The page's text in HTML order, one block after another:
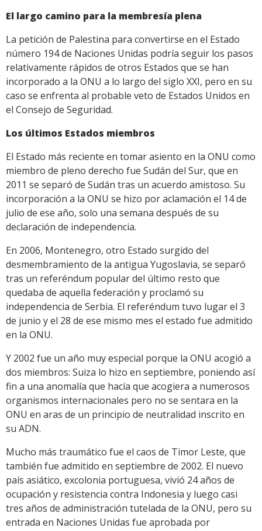
El largo camino para la membresía plena
La petición de Palestina para convertirse en el Estado
número 194 de Naciones Unidas podría seguir los pasos
relativamente rápidos de otros Estados que se han
incorporado a la ONU a lo largo del siglo XXI, pero en su
caso se enfrenta al probable veto de Estados Unidos en
el Consejo de Seguridad.
Los últimos Estados miembros
El Estado más reciente en tomar asiento en la ONU como
miembro de pleno derecho fue Sudán del Sur, que en
2011 se separó de Sudán tras un acuerdo amistoso. Su
incorporación a la ONU se hizo por aclamación el 14 de
julio de ese año, solo una semana después de su
declaración de independencia.
En 2006, Montenegro, otro Estado surgido del
desmembramiento de la antigua Yugoslavia, se separó
tras un referéndum popular del último resto que
quedaba de aquella federación y proclamó su
independencia de Serbia. El referéndum tuvo lugar el 3
de junio y el 28 de ese mismo mes el estado fue admitido
en la ONU.
Y 2002 fue un año muy especial porque la ONU acogió a
dos miembros: Suiza lo hizo en septiembre, poniendo así
fin a una anomalía que hacía que acogiera a numerosos
organismos internacionales pero no se sentara en la
ONU en aras de un principio de neutralidad inscrito en
su ADN.
Mucho más traumático fue el caos de Timor Leste, que
también fue admitido en septiembre de 2002. El nuevo
país asiático, excolonia portuguesa, vivió 24 años de
ocupación y resistencia contra Indonesia y luego casi
tres años de administración tutelada de la ONU, pero su
entrada en Naciones Unidas fue aprobada por